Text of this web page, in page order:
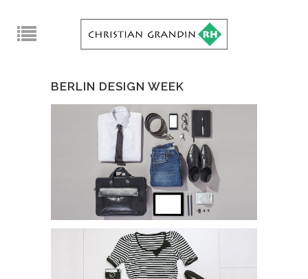
BERLIN DESIGN WEEK